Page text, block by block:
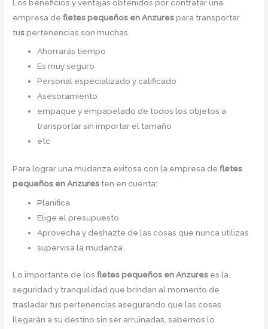
Los beneficios y ventajas obtenidos por contratar una
empresa defletes pequeños en Anzurespara transportar
tuspertenencias son muchas.
Ahorrarás tiempo
Es muy seguro
Personal especializado y calificado
Asesoramiento
empaque y empapelado de todos los objetos a
transportar sin importar el tamaño
etc
Para lograr una mudanza exitosa con la empresa defletes
pequeños en Anzures ten en cuenta:
Planifica
Elige el presupuesto
Aprovecha y deshazte de las cosas que nunca utilizas
supervisa la mudanza
Lo importante de losfletes pequeños en Anzures es la
seguridad y tranquilidad que brindan al momento de
trasladar tus pertenencias asegurando que las cosas
llegarán a su destino sin ser arruinadas, sabemos lo